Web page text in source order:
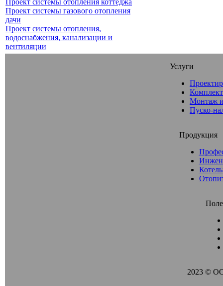
Проект системы отопления коттеджа
Проект системы газового отопления
дачи
Проект системы отопления,
водоснабжения, канализации и
вентиляции
Услуги
Монтаж
Пуско-
Продукция
2023 ©